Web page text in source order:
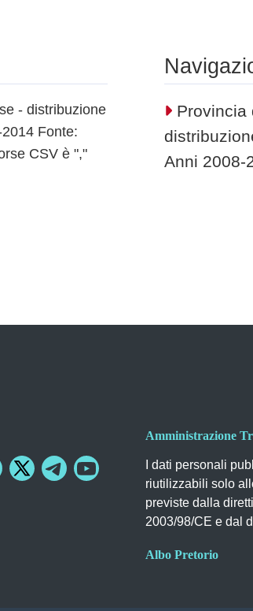
- distribuzione
Fonte:
CSV è ","
Provincia
Anni 2008-
Amministrazione
I dati personali
riutilizzabili solo
previste dalla
2003/98/CE e dal
Albo Pretorio